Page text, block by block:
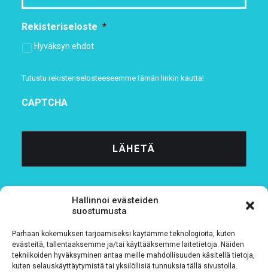
Hallinnoi evästeiden
suostumusta
Parhaan kokemuksen tarjoamiseksi käytämme teknologioita, kuten
evästeitä, tallentaaksemme ja/tai käyttääksemme laitetietoja. Näiden
tekniikoiden hyväksyminen antaa meille mahdollisuuden käsitellä tietoja,
kuten selauskäyttäytymistä tai yksilöllisiä tunnuksia tällä sivustolla.
Rekisteriseloste *
Hyväksyn ehdot
Tutustu rekisteriselosteeseemmetämän linkin kautta!
CAPTCHA
Tietosuojaseloste
Verkkolaskutustiedot